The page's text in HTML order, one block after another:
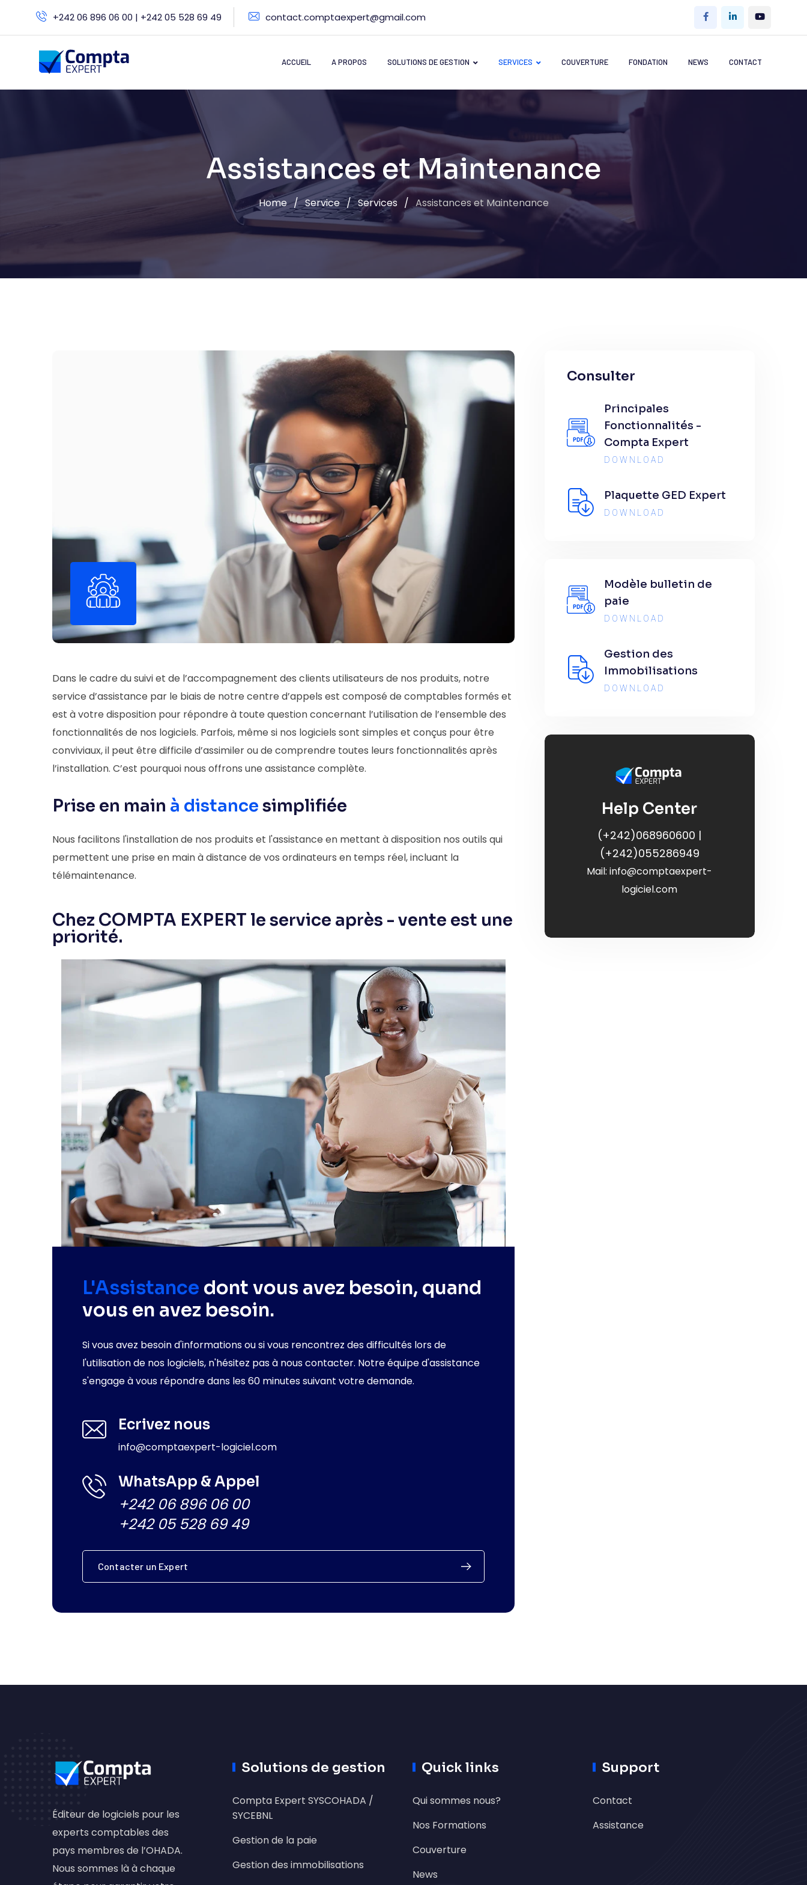
+242 06 896 06 00 | +242 05 528 69 49 contact.comptaexpert@gmail.com
ACCUEIL A PROPOS SOLUTIONS DE GESTION SERVICES COUVERTURE FONDATION NEWS CONTACT
Assistances et Maintenance
Home / Service / Services / Assistances et Maintenance
Dans le cadre du suivi et de l’accompagnement des clients utilisateurs de nos produits, notre
service d’assistance par le biais de notre centre d’appels est composé de comptables formés et
est à votre disposition pour répondre à toute question concernant l’utilisation de l’ensemble des
fonctionnalités de nos logiciels. Parfois, même si nos logiciels sont simples et conçus pour être
conviviaux, il peut être difficile d’assimiler ou de comprendre toutes leurs fonctionnalités après
l’installation. C’est pourquoi nous offrons une assistance complète.
Prise en main à distance simplifiée
Nous facilitons l'installation de nos produits et l'assistance en mettant à disposition nos outils qui
permettent une prise en main à distance de vos ordinateurs en temps réel, incluant la
télémaintenance.
Chez COMPTA EXPERT le service après - vente est une
priorité.
L'Assistance dont vous avez besoin, quand
vous en avez besoin.
Si vous avez besoin d'informations ou si vous rencontrez des difficultés lors de
l'utilisation de nos logiciels, n'hésitez pas à nous contacter. Notre équipe d'assistance
s'engage à vous répondre dans les 60 minutes suivant votre demande.
Ecrivez nous
info@comptaexpert-logiciel.com
WhatsApp & Appel
+242 06 896 06 00
+242 05 528 69 49
Contacter un Expert
Consulter
Principales
Fonctionnalités -
Compta Expert
DOWNLOAD
Plaquette GED Expert
DOWNLOAD
Modèle bulletin de
paie
DOWNLOAD
Gestion des
Immobilisations
DOWNLOAD
Help Center
(+242)068960600 |
(+242)055286949
Mail:info@comptaexpert-
logiciel.com
Éditeur de logiciels pour les
experts comptables des
pays membres de l’OHADA.
Nous sommes là à chaque
Solutions de gestion
Compta Expert SYSCOHADA /
SYCEBNL
Gestion de la paie
Gestion des immobilisations
Quick links
Qui sommes nous?
Nos Formations
Couverture
News
Support
Contact
Assistance